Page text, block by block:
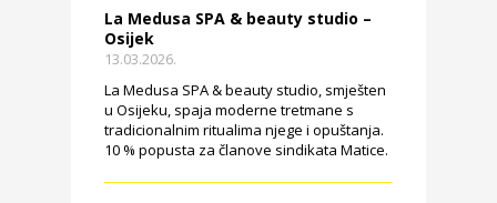
La Medusa SPA & beauty studio –
Osijek
13.03.2026.
La Medusa SPA & beauty studio, smješten
u Osijeku, spaja moderne tretmane s
tradicionalnim ritualima njege i opuštanja.
10 % popusta za članove sindikata Matice.